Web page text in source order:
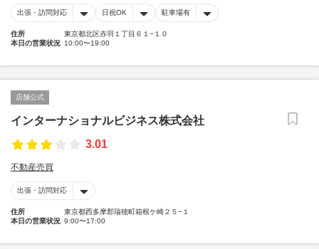
出張・訪問対応 日祝OK 駐車場有
住所
東京都北区赤羽１丁目６１−１０
本日の営業状況 10:00〜19:00
店舗公式
インターナショナルビジネス株式会社
3.01
不動産売買
出張・訪問対応
住所
東京都西多摩郡瑞穂町箱根ケ崎２５−１
本日の営業状況 9:00〜17:00